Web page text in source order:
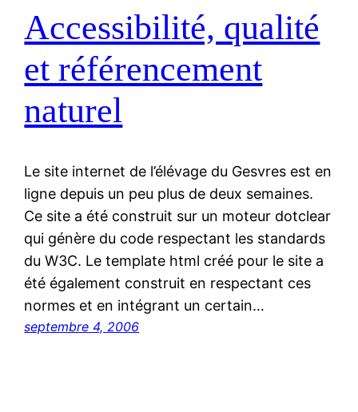
Accessibilité, qualité
et référencement
naturel
Le site internet de l’élévage du Gesvres est en
ligne depuis un peu plus de deux semaines.
Ce site a été construit sur un moteur dotclear
qui génère du code respectant les standards
du W3C. Le template html créé pour le site a
été également construit en respectant ces
normes et en intégrant un certain…
septembre 4, 2006